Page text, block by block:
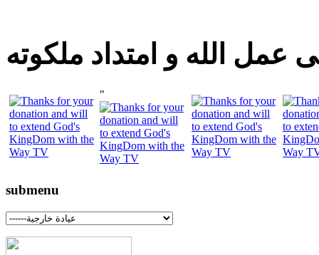
عمل الله و امتداد ملكوته
"
submenu